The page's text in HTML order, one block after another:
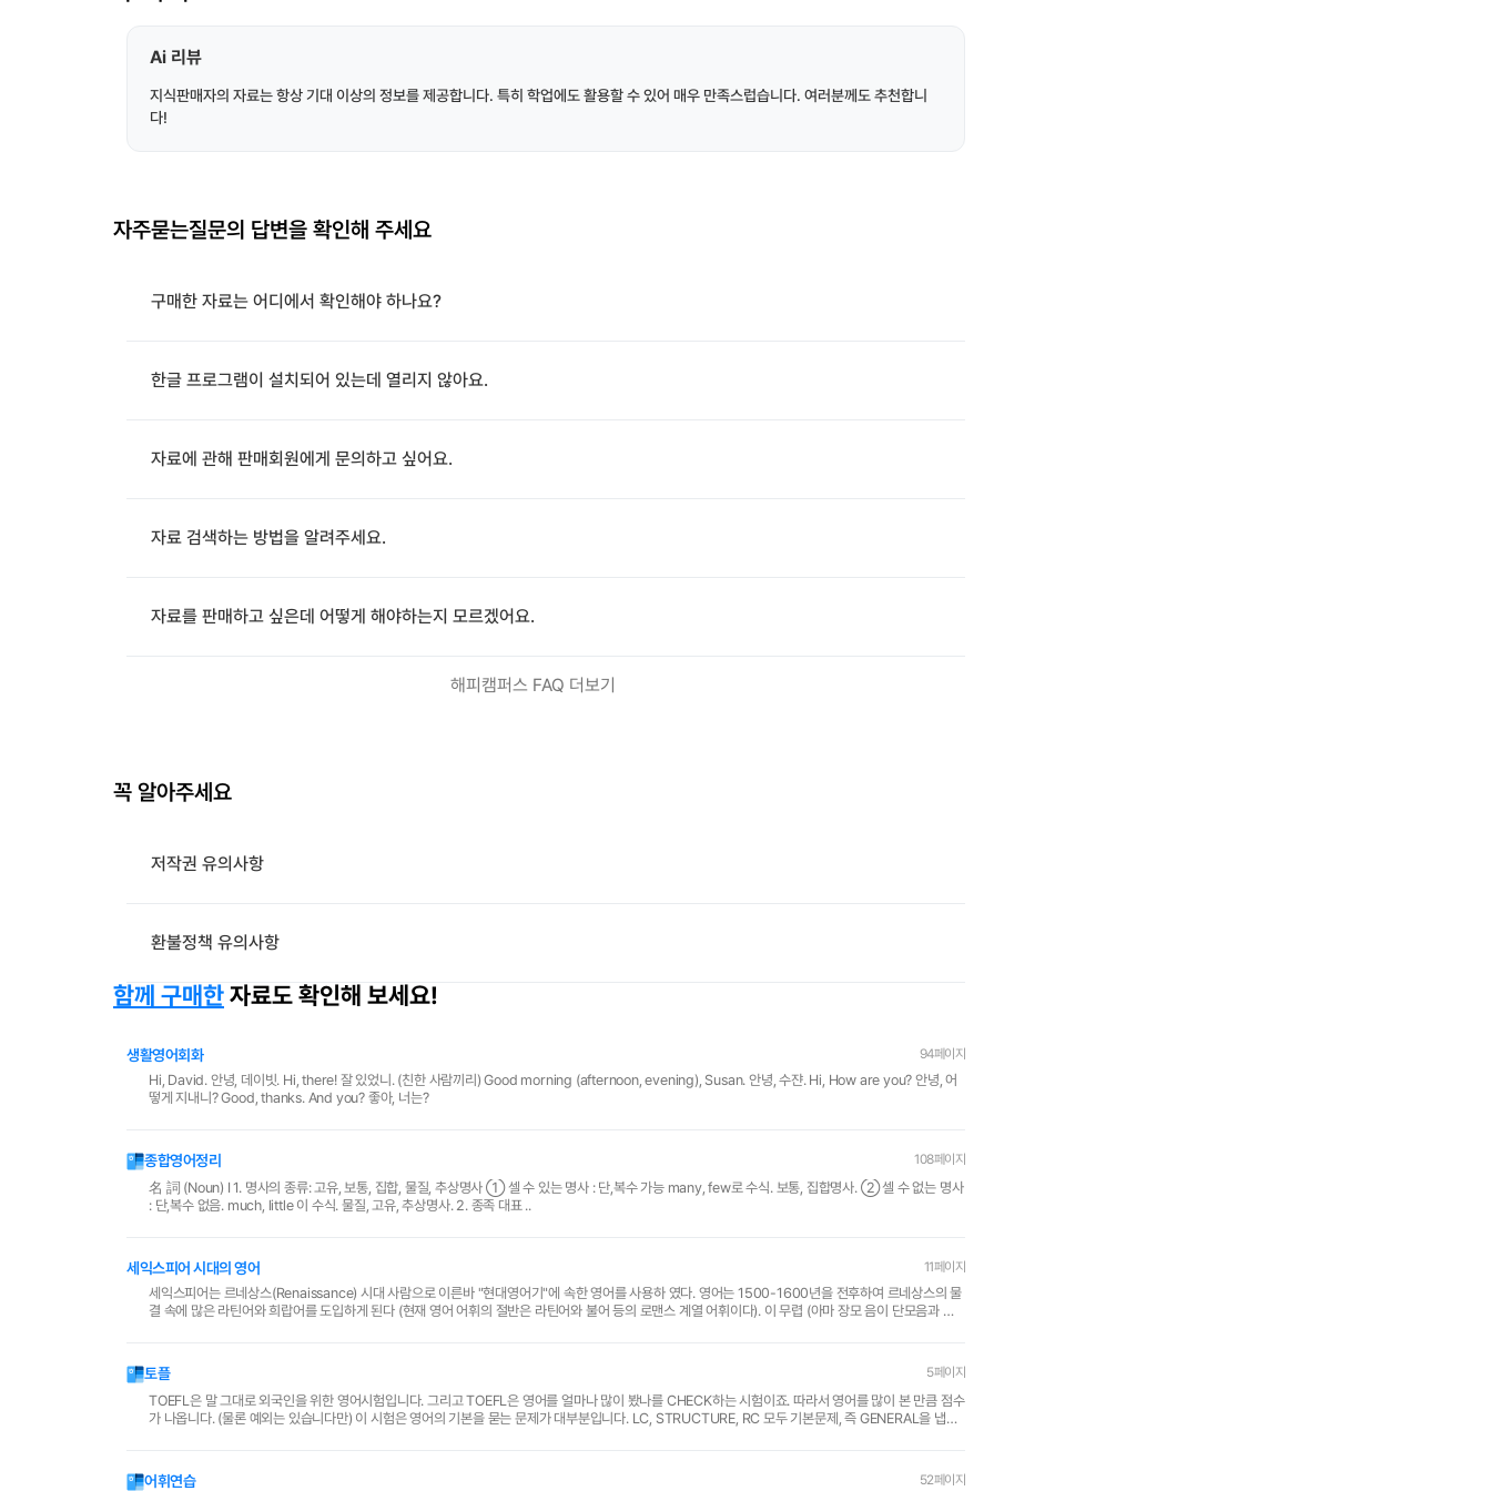
Ai 리뷰
지식판매자의 자료는 항상 기대 이상의 정보를 제공합니다. 특히 학업에도 활용할 수 있어 매우 만족스럽습니다. 여러분께도 추천합니
다!
자주묻는질문의 답변을 확인해 주세요
구매한 자료는 어디에서 확인해야 하나요?
한글 프로그램이 설치되어 있는데 열리지 않아요.
자료에 관해 판매회원에게 문의하고 싶어요.
자료 검색하는 방법을 알려주세요.
자료를 판매하고 싶은데 어떻게 해야하는지 모르겠어요.
해피캠퍼스 FAQ 더보기
꼭 알아주세요
저작권 유의사항
환불정책 유의사항
함께 구매한자료도 확인해 보세요!
생활영어회화 94페이지
Hi, David. 안녕, 데이빗. Hi, there! 잘 있었니. (친한 사람끼리) Good morning (afternoon, evening), Susan. 안녕, 수쟌. Hi, How are you? 안녕, 어
떻게 지내니? Good, thanks. And you? 좋아, 너는?
종합영어정리 108페이지
名 詞 (Noun) Ⅰ 1. 명사의 종류: 고유, 보통, 집합, 물질, 추상명사 ① 셀 수 있는 명사 : 단,복수 가능 many, few로 수식. 보통, 집합명사. ② 셀 수 없는 명사
: 단,복수 없음. much, little 이 수식. 물질, 고유, 추상명사. 2. 종족 대표 ..
세익스피어 시대의 영어 11페이지
세익스피어는 르네상스(Renaissance) 시대 사람으로 이른바 "현대영어기"에 속한 영어를 사용하 였다. 영어는 1500-1600년을 전후하여 르네상스의 물
결 속에 많은 라틴어와 희랍어를 도입하게 된다 (현재 영어 어휘의 절반은 라틴어와 불어 등의 로맨스 계열 어휘이다). 이 무렵 (아마 장모 음이 단모음과 잘
토플 5페이지
TOEFL은 말 그대로 외국인을 위한 영어시험입니다. 그리고 TOEFL은 영어를 얼마나 많이 봤나를 CHECK하는 시험이죠. 따라서 영어를 많이 본 만큼 점수
가 나옵니다. (물론 예외는 있습니다만) 이 시험은 영어의 기본을 묻는 문제가 대부분입니다. LC, STRUCTURE, RC 모두 기본문제, 즉 GENERAL을 냅니
어휘연습 52페이지